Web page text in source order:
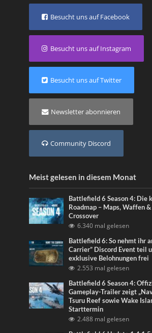
Besucht uns auf Facebook
Besucht uns auf Instagram
Besucht uns auf Twitter
Newsletter abonnieren
Community Discord
Meist gelesen in diesem Monat
Battlefield 6 Season 4: Die
Roadmap – Maps, Waffen &
Crossover
6.340 mal gelesen
Battlefield 6: So nehmt ihr
Carrier” Discord Event teil
exklusive Belohnungen frei
2.553 mal gelesen
Battlefield 6 Season 4:
Gameplay-Trailer zeigt
Tsuru Reef sowie Wake
Starttermin
2.488 mal gelesen